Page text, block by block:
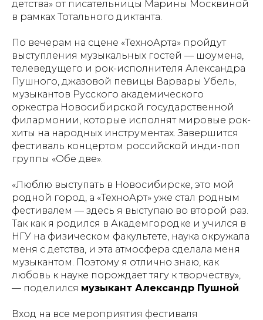
детства» от писательницы Марины Москвиной
в рамках Тотального диктанта.
По вечерам на сцене «ТехноАрта» пройдут
выступления музыкальных гостей — шоумена,
телеведущего и рок-исполнителя Александра
Пушного, джазовой певицы Варвары Убель,
музыкантов Русского академического
оркестра Новосибирской государственной
филармонии, которые исполнят мировые рок-
хиты на народных инструментах. Завершится
фестиваль концертом российской инди-поп
группы «Обе две».
«Люблю выступать в Новосибирске, это мой
родной город, а «ТехноАрт» уже стал родным
фестивалем — здесь я выступаю во второй раз.
Так как я родился в Академгородке и учился в
НГУ на физическом факультете, наука окружала
меня с детства, и эта атмосфера сделала меня
музыкантом. Поэтому я отлично знаю, как
любовь к науке порождает тягу к творчеству»,
— поделился музыкант Александр Пушной.
Вход на все мероприятия фестиваля